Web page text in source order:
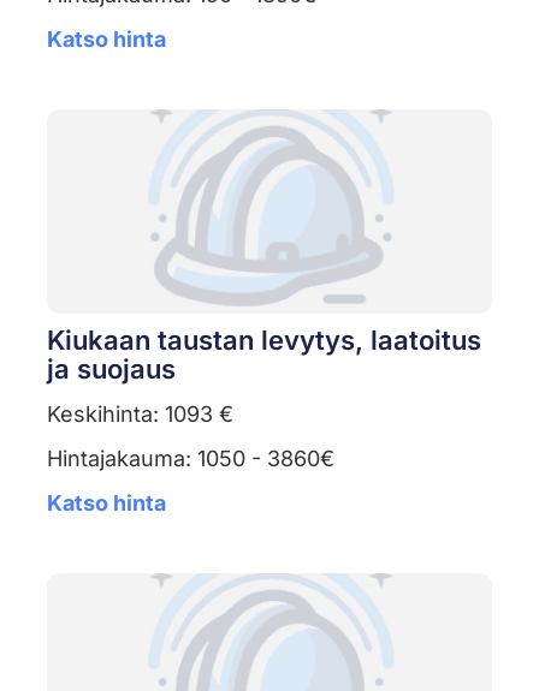
Katso hinta
Kiukaan taustan levytys, laatoitus
ja suojaus
Keskihinta: 1093 €
Hintajakauma: 1050 - 3860€
Katso hinta